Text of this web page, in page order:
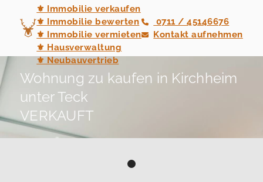
⚜ Immobilie verkaufen
⚜ Immobilie bewerten
⚜ Immobilie vermieten
⚜ Hausverwaltung
⚜ Neubauvertrieb
0711 / 45146676
Kontakt aufnehmen
Wohnung zu kaufen in Kirchheim
unter Teck
VERKAUFT